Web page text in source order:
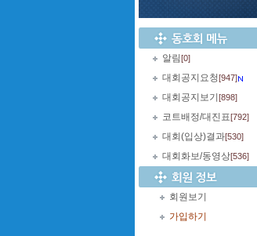
알림[0]
대회공지요청[947]
대회공지보기 [898]
코트배정/대진표[792]
대회(입상)결과[530]
대회화보/동영상[536]
회원보기
가입하기